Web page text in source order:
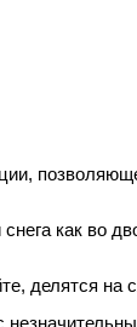
как во
делятся на